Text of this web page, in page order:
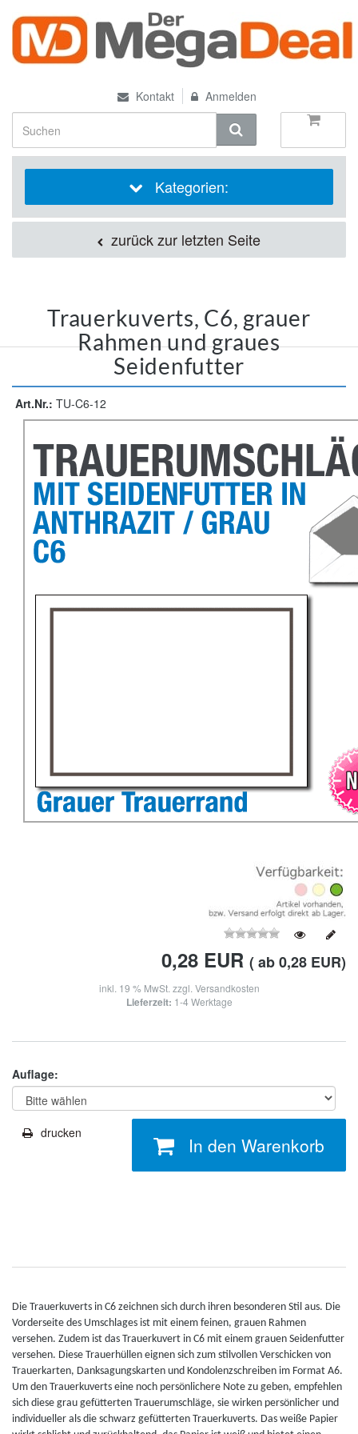
Kontakt Anmelden
Kategorien:
zurück zur letzten Seite
Trauerkuverts, C6, grauer
Rahmen und graues
Seidenfutter
Art.Nr.: TU-C6-12
0,28 EUR ( ab 0,28 EUR)
inkl. 19 % MwSt. zzgl. Versandkosten
Lieferzeit: 1-4 Werktage
Auflage:
drucken
In den Warenkorb
Die Trauerkuverts in C6 zeichnen sich durch ihren besonderen Stil aus. Die
Vorderseite des Umschlages ist mit einem feinen, grauen Rahmen
versehen. Zudem ist das Trauerkuvert in C6 mit einem grauen Seidenfutter
versehen. Diese Trauerhüllen eignen sich zum stilvollen Verschicken von
Trauerkarten, Danksagungskarten und Kondolenzschreiben im Format A6.
Um den Trauerkuverts eine noch persönlichere Note zu geben, empfehlen
sich diese grau gefütterten Trauerumschläge, sie wirken persönlicher und
individueller als die schwarz gefütterten Trauerkuverts. Das weiße Papier